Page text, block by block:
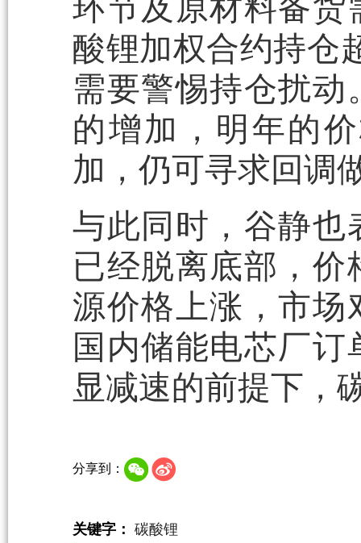
环节及原材料备货
酸锂加权合约持仓
需要警惕持仓扰
的增加，明年的
加，仍可寻求回调
与此同时，谷静也
已经脱离底部，
源价格上涨，市场
国内储能电芯厂
显减速的前提下，
分享到：
关键字： 碳酸锂